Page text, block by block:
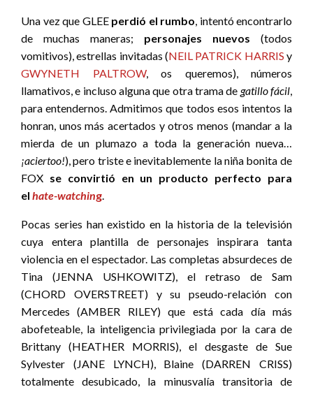
Una vez que GLEE perdió el rumbo, intentó encontrarlo
de muchas maneras; personajes nuevos (todos
vomitivos), estrellas invitadas (NEIL PATRICK HARRIS y
GWYNETH PALTROW, os queremos), números
llamativos, e incluso alguna que otra trama de gatillo fácil,
para entendernos. Admitimos que todos esos intentos la
honran, unos más acertados y otros menos (mandar a la
mierda de un plumazo a toda la generación nueva…
¡aciertoo!), pero triste e inevitablemente la niña bonita de
FOX se convirtió en un producto perfecto para
el hate-watching.
Pocas series han existido en la historia de la televisión
cuya entera plantilla de personajes inspirara tanta
violencia en el espectador. Las completas absurdeces de
Tina (JENNA USHKOWITZ), el retraso de Sam
(CHORD OVERSTREET) y su pseudo-relación con
Mercedes (AMBER RILEY) que está cada día más
abofeteable, la inteligencia privilegiada por la cara de
Brittany (HEATHER MORRIS), el desgaste de Sue
Sylvester (JANE LYNCH), Blaine (DARREN CRISS)
totalmente desubicado, la minusvalía transitoria de